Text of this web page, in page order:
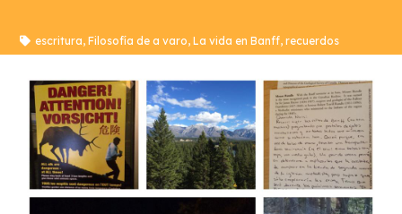
escritura,Filosofía de a varo,La vida en Banff,recuerdos